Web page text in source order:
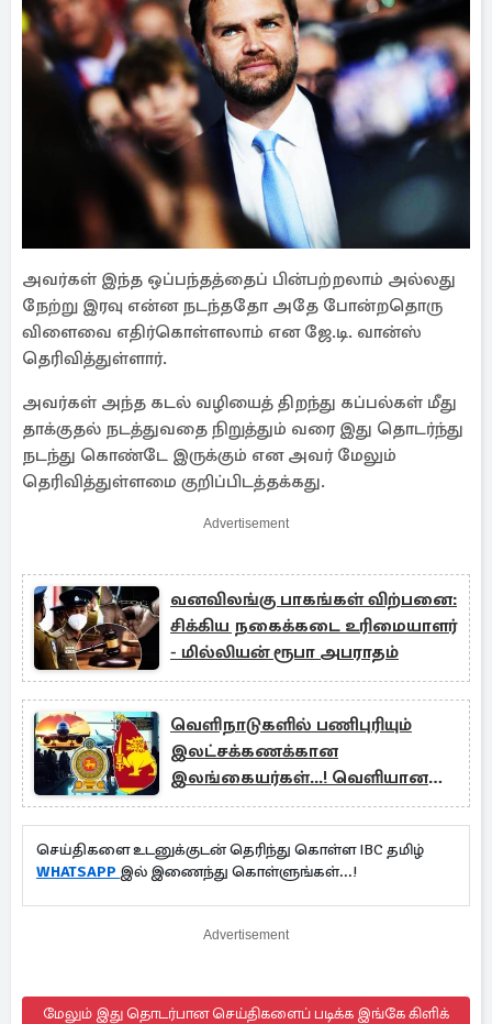
அவர்கள் இந்த ஒப்பந்தத்தைப் பின்பற்றலாம் அல்லது
நேற்று இரவு என்ன நடந்ததோ அதே போன்றதொரு
விளைவை எதிர்கொள்ளலாம் என ஜே.டி. வான்ஸ்
தெரிவித்துள்ளார்.
அவர்கள் அந்த கடல் வழியைத் திறந்து கப்பல்கள் மீது
தாக்குதல் நடத்துவதை நிறுத்தும் வரை இது தொடர்ந்து
நடந்து கொண்டே இருக்கும் என அவர் மேலும்
தெரிவித்துள்ளமை குறிப்பிடத்தக்கது.
Advertisement
வனவிலங்கு பாகங்கள் விற்பனை:
சிக்கிய நகைக்கடை உரிமையாளர்
- மில்லியன் ரூபா அபராதம்
வெளிநாடுகளில் பணிபுரியும்
இலட்சக்கணக்கான
இலங்கையர்கள்...! வெளியான
தகவல்
செய்திகளை உடனுக்குடன் தெரிந்து கொள்ள IBC தமிழ்
WHATSAPP இல் இணைந்து கொள்ளுங்கள்...!
Advertisement
மேலும் இது தொடர்பான செய்திகளைப் படிக்க இங்கே கிளிக்